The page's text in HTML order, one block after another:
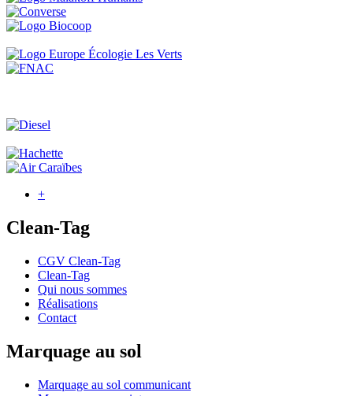
+
Clean-Tag
CGV Clean-Tag
Clean-Tag
Qui nous sommes
Réalisations
Contact
Marquage au sol
Marquage au sol communicant